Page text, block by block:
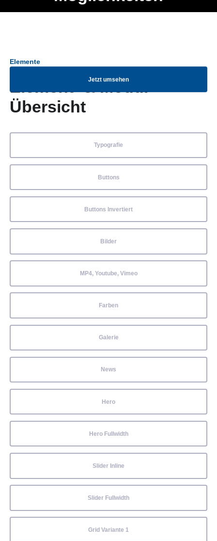
Jetzt umsehen
Elemente
Element- & Modul-
Übersicht
Typografie
Buttons
Buttons Invertiert
Bilder
MP4, Youtube, Vimeo
Farben
Galerie
News
Hero
Hero Fullwidth
Slider Inline
Slider Fullwidth
Grid Variante 1